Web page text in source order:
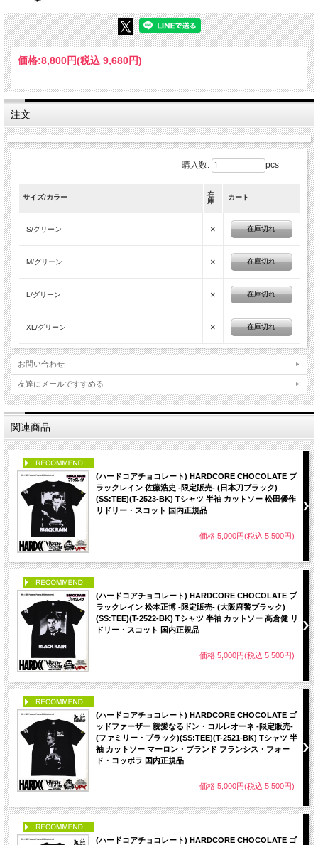
価格:8,800円(税込 9,680円)
注文
購入数: pcs
サイズ/カラー
在
庫
カート
S/グリーン × 在庫切れ
M/グリーン × 在庫切れ
L/グリーン × 在庫切れ
XL/グリーン × 在庫切れ
お問い合わせ
友達にメールですすめる
関連商品
(ハードコアチョコレート) HARDCORE CHOCOLATE ブ
ラックレイン 佐藤浩史 -限定販売- (日本刀ブラック)
(SS:TEE)(T-2523-BK) Tシャツ 半袖 カットソー 松田優作
リドリー・スコット 国内正規品
価格:5,000円(税込 5,500円)
(ハードコアチョコレート) HARDCORE CHOCOLATE ブ
ラックレイン 松本正博 -限定販売- (大阪府警ブラック)
(SS:TEE)(T-2522-BK) Tシャツ 半袖 カットソー 高倉健 リ
ドリー・スコット 国内正規品
価格:5,000円(税込 5,500円)
(ハードコアチョコレート) HARDCORE CHOCOLATE ゴ
ッドファーザー 親愛なるドン・コルレオーネ -限定販売-
(ファミリー・ブラック)(SS:TEE)(T-2521-BK) Tシャツ 半
袖 カットソー マーロン・ブランド フランシス・フォー
ド・コッポラ 国内正規品
価格:5,000円(税込 5,500円)
(ハードコアチョコレート) HARDCORE CHOCOLATE ゴ